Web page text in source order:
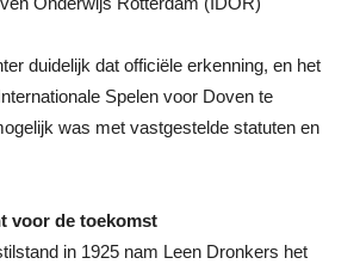
duidelijk dat officiële erkenning, en het
Spelen voor Doven te
was met vastgestelde statuten en
voor de toekomst
in 1925 nam Leen Dronkers het